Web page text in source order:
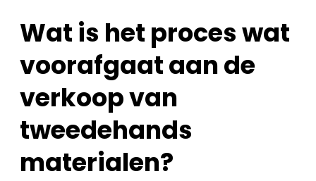
Zeven & Brekers
Bedrijfsafval
Bouw & Sloopafval
Elektronisch Afval
Wat is het proces wat
voorafgaat aan de
verkoop van
tweedehands
materialen?